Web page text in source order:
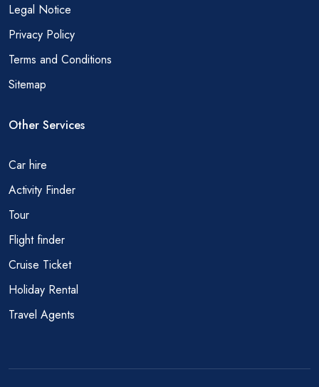
Legal Notice
Privacy Policy
Terms and Conditions
Sitemap
Other Services
Car hire
Activity Finder
Tour
Flight finder
Cruise Ticket
Holiday Rental
Travel Agents